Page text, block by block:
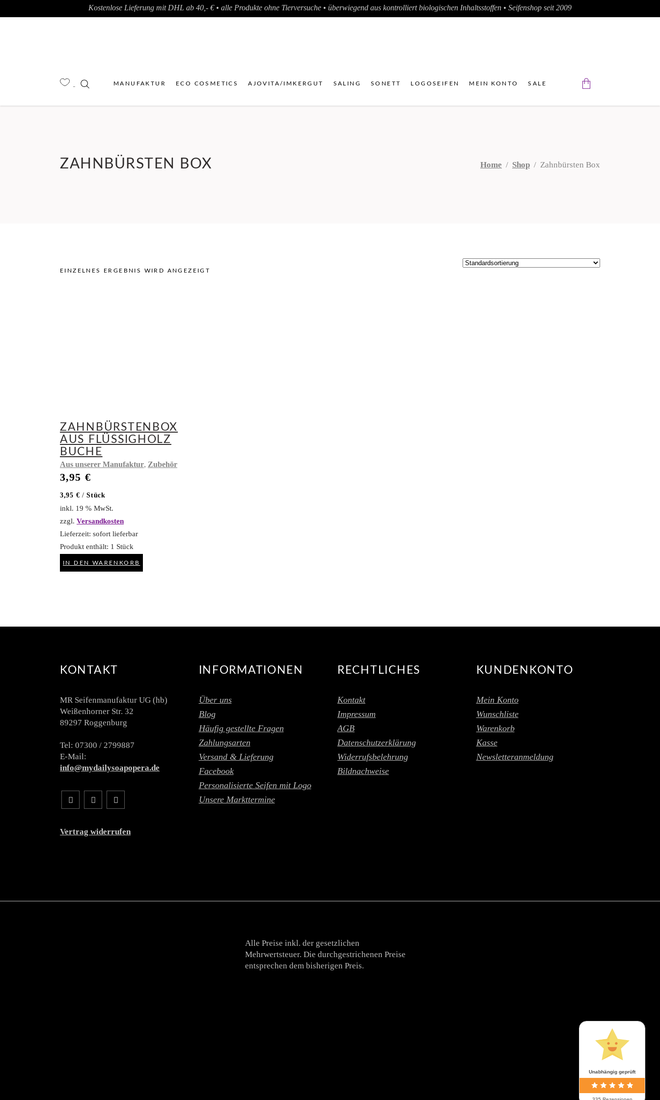
Kostenlose Lieferung mit DHL ab 40,- € • alle Produkte ohne Tierversuche • überwiegend aus kontrolliert biologischen Inhaltsstoffen • Seifenshop seit 2009
MANUFAKTUR ECO COSMETICS AJOVITA/IMKERGUT SALING SONETT LOGOSEIFEN MEIN KONTO SALE
ZAHNBÜRSTEN BOX Home / Shop / Zahnbürsten Box
EINZELNES ERGEBNIS WIRD ANGEZEIGT
ZAHNBÜRSTENBOX
AUS FLÜSSIGHOLZ
BUCHE
Aus unserer Manufaktur, Zubehör
3,95 €
3,95 € /Stück
inkl. 19 % MwSt.
zzgl. Versandkosten
Lieferzeit: sofort lieferbar
Produkt enthält: 1 Stück
IN DEN WARENKORB
KONTAKT
MR Seifenmanufaktur UG (hb)
Weißenhorner Str. 32
89297 Roggenburg
Tel: 07300 / 2799887
E-Mail:
info@mydailysoapopera.de
Vertrag widerrufen
INFORMATIONEN
Über uns
Blog
Häufig gestellte Fragen
Zahlungsarten
Versand & Lieferung
Facebook
Personalisierte Seifen mit Logo
Unsere Markttermine
RECHTLICHES
Kontakt
Impressum
AGB
Datenschutzerklärung
Widerrufsbelehrung
Bildnachweise
KUNDENKONTO
Mein Konto
Wunschliste
Warenkorb
Kasse
Newsletteranmeldung
Alle Preise inkl. der gesetzlichen
Mehrwertsteuer. Die durchgestrichenen Preise
entsprechen dem bisherigen Preis.
Unabhängig geprüft